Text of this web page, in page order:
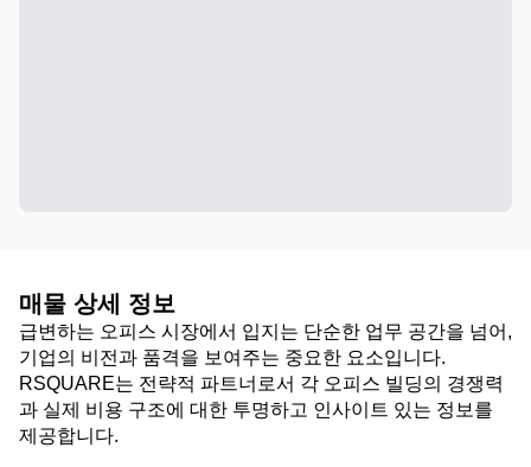
매물 상세 정보
급변하는 오피스 시장에서 입지는 단순한 업무 공간을 넘어,
기업의 비전과 품격을 보여주는 중요한 요소입니다.
RSQUARE는 전략적 파트너로서 각 오피스 빌딩의 경쟁력
과 실제 비용 구조에 대한 투명하고 인사이트 있는 정보를
제공합니다.